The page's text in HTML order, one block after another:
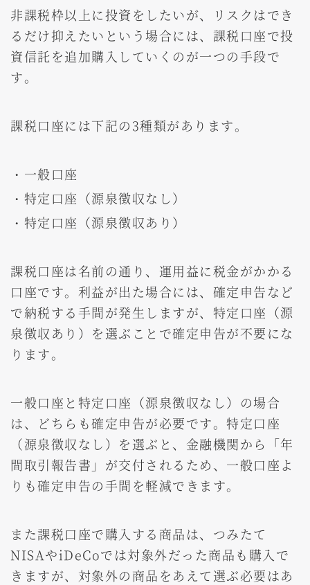
非課税枠以上に投資をしたいが、リスクはでき
るだけ抑えたいという場合には、課税口座で投
資信託を追加購入していくのが一つの手段で
す。
課税口座には下記の3種類があります。
・一般口座
・特定口座（源泉徴収なし）
・特定口座（源泉徴収あり）
課税口座は名前の通り、運用益に税金がかかる
口座です。利益が出た場合には、確定申告など
で納税する手間が発生しますが、特定口座（源
泉徴収あり）を選ぶことで確定申告が不要にな
ります。
一般口座と特定口座（源泉徴収なし）の場合
は、どちらも確定申告が必要です。特定口座
（源泉徴収なし）を選ぶと、金融機関から「年
間取引報告書」が交付されるため、一般口座よ
りも確定申告の手間を軽減できます。
また課税口座で購入する商品は、つみたて
NISAやiDeCoでは対象外だった商品も購入で
きますが、対象外の商品をあえて選ぶ必要はあ